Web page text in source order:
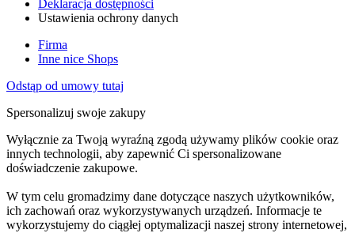
Deklaracja dostępności
Ustawienia ochrony danych
Firma
Inne nice Shops
Odstąp od umowy tutaj
Spersonalizuj swoje zakupy
Wyłącznie za Twoją wyraźną zgodą używamy plików cookie oraz
innych technologii, aby zapewnić Ci spersonalizowane
doświadczenie zakupowe.
W tym celu gromadzimy dane dotyczące naszych użytkowników,
ich zachowań oraz wykorzystywanych urządzeń. Informacje te
wykorzystujemy do ciągłej optymalizacji naszej strony internetowej,